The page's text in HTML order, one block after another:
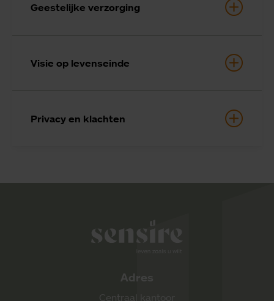
Geestelijke verzorging
Visie op levenseinde
Privacy en klachten
Adres
Centraal kantoor